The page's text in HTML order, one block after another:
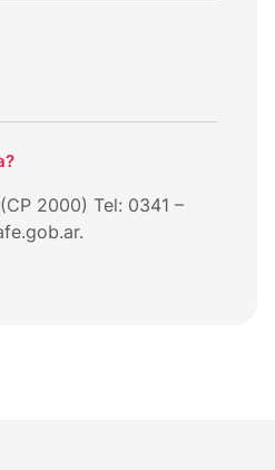
2000) Tel: 0341 –